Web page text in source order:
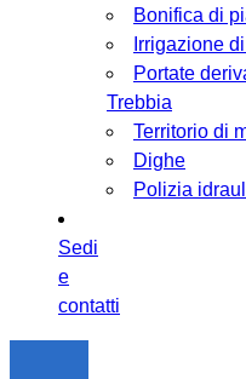
Bonifica di
Irrigazione
Portate
Trebbia
Territorio di
Dighe
Polizia
Sedi
e
contatti